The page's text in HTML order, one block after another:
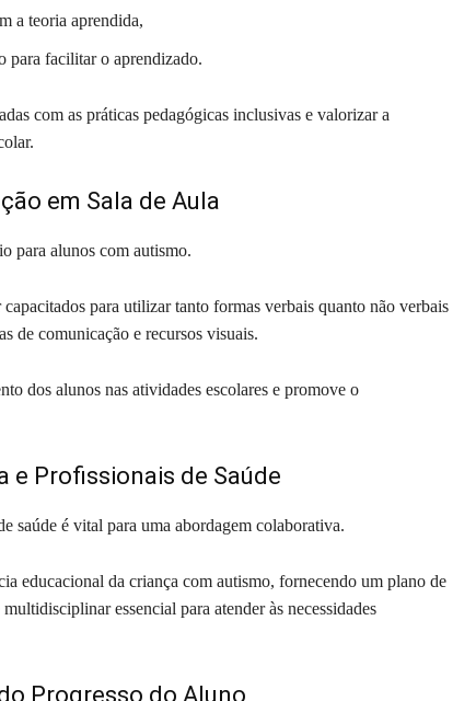
a teoria aprendida,
para facilitar o aprendizado.
com as práticas pedagógicas inclusivas e valorizar a
em Sala de Aula
para alunos com autismo.
para utilizar tanto formas verbais quanto não verbais
de comunicação e recursos visuais.
dos alunos nas atividades escolares e promove o
e Profissionais de Saúde
saúde é vital para uma abordagem colaborativa.
educacional da criança com autismo, fornecendo um plano de
essencial para atender às necessidades
Progresso do Aluno